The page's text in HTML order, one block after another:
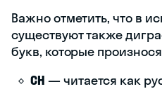
Важно отметить, что в
существуют также
букв, которые
CH — читается как